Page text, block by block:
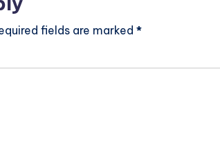
fields are marked *